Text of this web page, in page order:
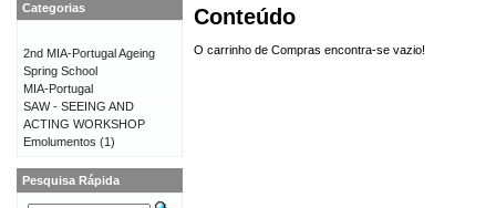
Conteúdo
O carrinho de Compras encontra-se vazio!
Categorias
2nd MIA-Portugal Ageing
Spring School
MIA-Portugal
SAW - SEEING AND
ACTING WORKSHOP
Emolumentos (1)
Pesquisa Rápida